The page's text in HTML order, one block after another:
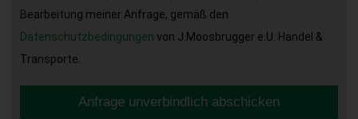
Bearbeitung meiner Anfrage, gemäß den
Datenschutzbedingungen von J.Moosbrugger e.U. Handel &
Transporte.
Anfrage unverbindlich abschicken